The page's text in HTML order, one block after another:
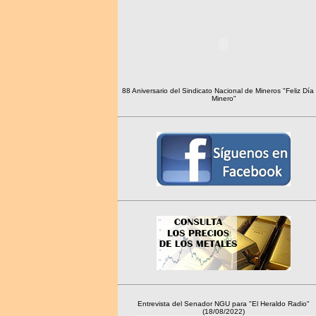
88 Aniversario del Sindicato Nacional de Mineros "Feliz Día
Minero"
Entrevista del Senador NGU para "El Heraldo Radio"
(18/08/2022)